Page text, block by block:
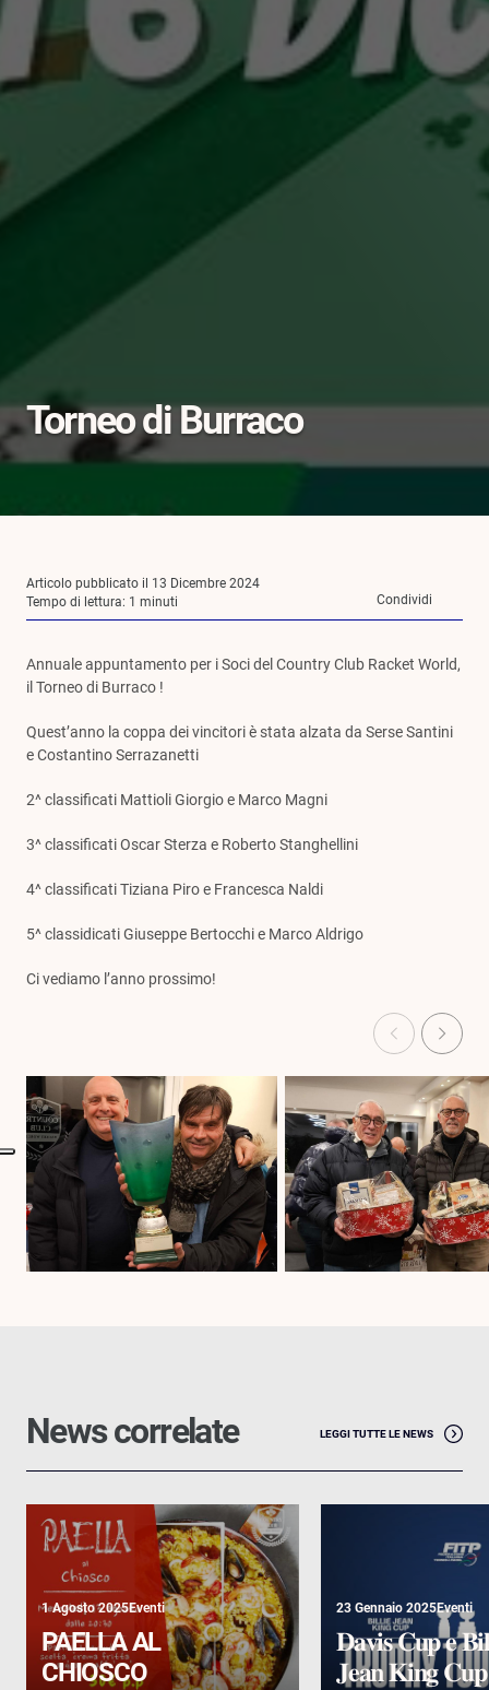
Torneo di Burraco
Articolo pubblicato il 13 Dicembre 2024
Tempo di lettura: 1 minuti Condividi
Annuale appuntamento per i Soci del Country Club Racket World,
il Torneo di Burraco !
Quest’anno la coppa dei vincitori è stata alzata da Serse Santini
e Costantino Serrazanetti
2^ classificati Mattioli Giorgio e Marco Magni
3^ classificati Oscar Sterza e Roberto Stanghellini
4^ classificati Tiziana Piro e Francesca Naldi
5^ classidicati Giuseppe Bertocchi e Marco Aldrigo
Ci vediamo l’anno prossimo!
News correlate LEGGI TUTTE LE NEWS
1 Agosto 2025Eventi
PAELLA AL
CHIOSCO
23 Gennaio 2025Eventi
𝐃𝐚𝐯𝐢𝐬 𝐂𝐮𝐩 𝐞
𝐉𝐞𝐚𝐧 𝐊𝐢𝐧𝐠 𝐂𝐮𝐩